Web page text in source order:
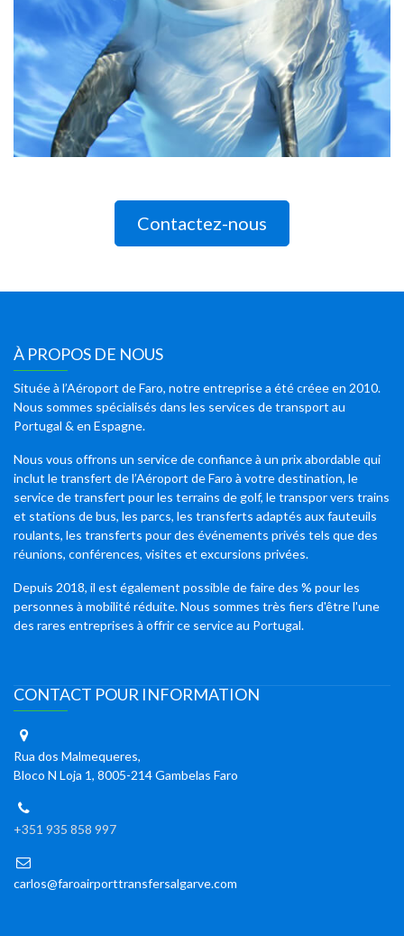
Contactez-nous
À PROPOS DE NOUS
Située à l’Aéroport de Faro, notre entreprise a été créee en 2010.
Nous sommes spécialisés dans les services de transport au
Portugal & en Espagne.
Nous vous offrons un service de confiance à un prix abordable qui
inclut le transfert de l’Aéroport de Faro à votre destination, le
service de transfert pour les terrains de golf, le transpor vers trains
et stations de bus, les parcs, les transferts adaptés aux fauteuils
roulants, les transferts pour des événements privés tels que des
réunions, conférences, visites et excursions privées.
Depuis 2018, il est également possible de faire des % pour les
personnes à mobilité réduite. Nous sommes très fiers d'être l'une
des rares entreprises à offrir ce service au Portugal.
CONTACT POUR INFORMATION
Rua dos Malmequeres,
Bloco N Loja 1, 8005-214 Gambelas Faro
+351 935 858 997
carlos@faroairporttransfersalgarve.com